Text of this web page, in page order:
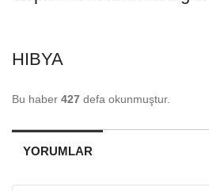
HIBYA
Bu haber 427 defa okunmuştur.
YORUMLAR